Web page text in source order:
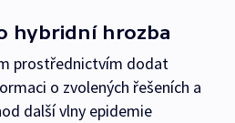
hybridní hrozba
prostřednictvím dodat
o zvolených řešeních a
další vlny epidemie